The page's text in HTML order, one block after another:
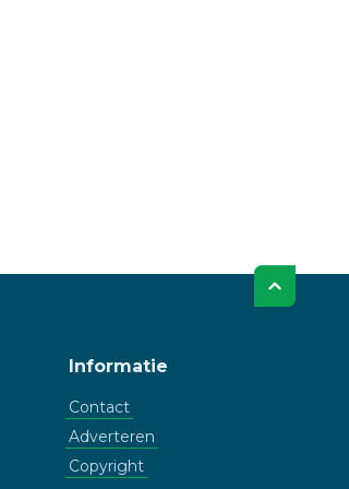
Informatie
Contact
Adverteren
Copyright